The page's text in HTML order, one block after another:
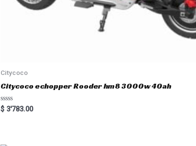
Citycoco
Citycoco echopper Rooder hm8 3000w 40ah
R
a
$3'783.00